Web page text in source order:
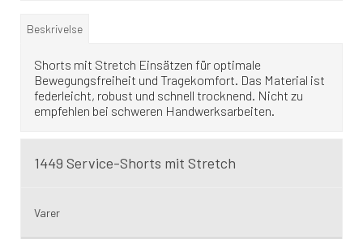
Beskrivelse
Shorts mit Stretch Einsätzen für optimale
Bewegungsfreiheit und Tragekomfort. Das Material ist
federleicht, robust und schnell trocknend. Nicht zu
empfehlen bei schweren Handwerksarbeiten.
1449 Service-Shorts mit Stretch
Varer